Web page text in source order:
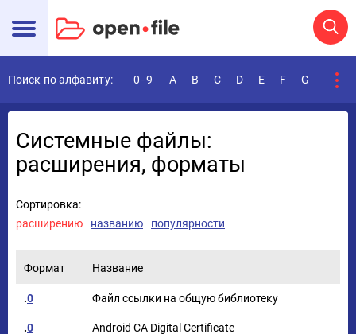
Поиск по алфавиту: 0-9 A B C D E F G
Системные файлы:
расширения, форматы
Сортировка:
расширению
названию популярности
Формат Название
.0 Файл ссылки на общую библиотеку
.0 Android CA Digital Certificate